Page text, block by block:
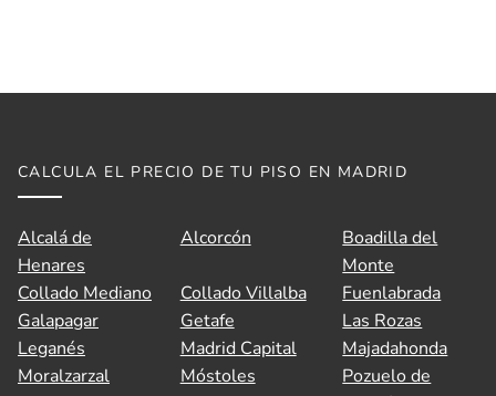
CALCULA EL PRECIO DE TU PISO EN MADRID
Alcalá de
Henares
Alcorcón
Boadilla del
Monte
Collado Mediano
Collado Villalba
Fuenlabrada
Galapagar
Getafe
Las Rozas
Leganés
Madrid Capital
Majadahonda
Moralzarzal
Móstoles
Pozuelo de